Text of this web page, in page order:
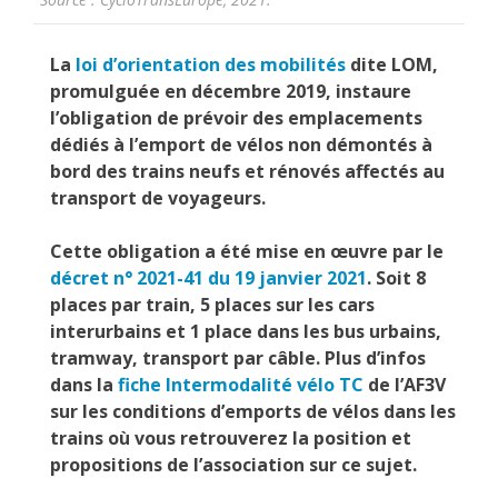
La loi d’orientation des mobilités dite LOM,
promulguée en décembre 2019, instaure
l’obligation de prévoir des emplacements
dédiés à l’emport de vélos non démontés à
bord des trains neufs et rénovés affectés au
transport de voyageurs.
Cette obligation a été mise en œuvre par le
décret n° 2021-41 du 19 janvier 2021. Soit 8
places par train, 5 places sur les cars
interurbains et 1 place dans les bus urbains,
tramway, transport par câble. Plus d’infos
dans la fiche Intermodalité vélo TC de l’AF3V
sur les conditions d’emports de vélos dans les
trains où vous retrouverez la position et
propositions de l’association sur ce sujet.